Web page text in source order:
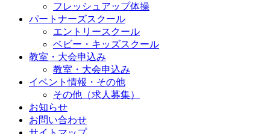
フレッシュアップ体操
パートナーズスクール
エントリースクール
ベビー・キッズスクール
教室・大会申込み
教室・大会申込み
イベント情報・その他
その他（求人募集）
お知らせ
お問い合わせ